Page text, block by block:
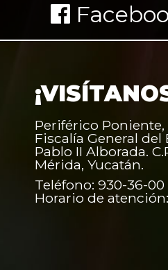
Periférico Poniente,
Fiscalía General del
Pablo II Alborada.
Mérida, Yucatán.
Teléfono: 930-36-00
Horario de